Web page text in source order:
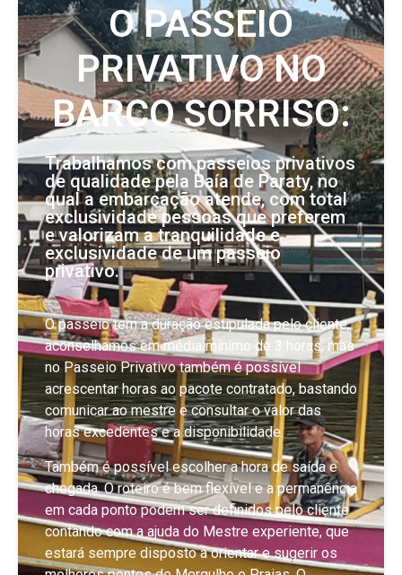
O PASSEIO
PRIVATIVO NO
BARCO SORRISO:
Trabalhamos com passeios privativos
de qualidade pela Baía de Paraty, no
qual a embarcação atende, com total
exclusividade pessoas que preferem
e valorizam a tranquilidade e
exclusividade de um passeio
privativo.
O passeio tem a duração estipulada pelo cliente,
aconselhamos em média mínimo de 3 horas, mas
no Passeio Privativo também é possível
acrescentar horas ao pacote contratado, bastando
comunicar ao mestre e consultar o valor das
horas excedentes e a disponibilidade.
Também é possível escolher a hora de saída e
chegada. O roteiro é bem flexível e a permanência
em cada ponto podem ser definidos pelo cliente
contando com a ajuda do Mestre experiente, que
estará sempre disposto a orientar e sugerir os